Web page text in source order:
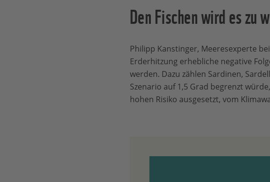
Den Fischen wird es zu
Philipp Kanstinger, Meeresexperte
Erderhitzung erhebliche negative
werden. Dazu zählen Sardinen,
Szenario auf 1,5 Grad begrenzt
hohen Risiko ausgesetzt, vom